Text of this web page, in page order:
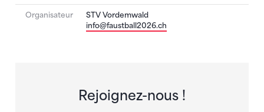
Organisateur
STV Vordemwald
info@faustball2026.ch
Rejoignez-nous !